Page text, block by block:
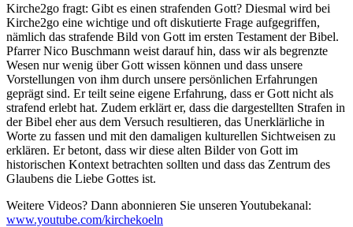
Kirche2go fragt: Gibt es einen strafenden Gott? Diesmal wird bei
Kirche2go eine wichtige und oft diskutierte Frage aufgegriffen,
nämlich das strafende Bild von Gott im ersten Testament der Bibel.
Pfarrer Nico Buschmann weist darauf hin, dass wir als begrenzte
Wesen nur wenig über Gott wissen können und dass unsere
Vorstellungen von ihm durch unsere persönlichen Erfahrungen
geprägt sind. Er teilt seine eigene Erfahrung, dass er Gott nicht als
strafend erlebt hat. Zudem erklärt er, dass die dargestellten Strafen in
der Bibel eher aus dem Versuch resultieren, das Unerklärliche in
Worte zu fassen und mit den damaligen kulturellen Sichtweisen zu
erklären. Er betont, dass wir diese alten Bilder von Gott im
historischen Kontext betrachten sollten und dass das Zentrum des
Glaubens die Liebe Gottes ist.
Weitere Videos? Dann abonnieren Sie unseren Youtubekanal:
www.youtube.com/kirchekoeln